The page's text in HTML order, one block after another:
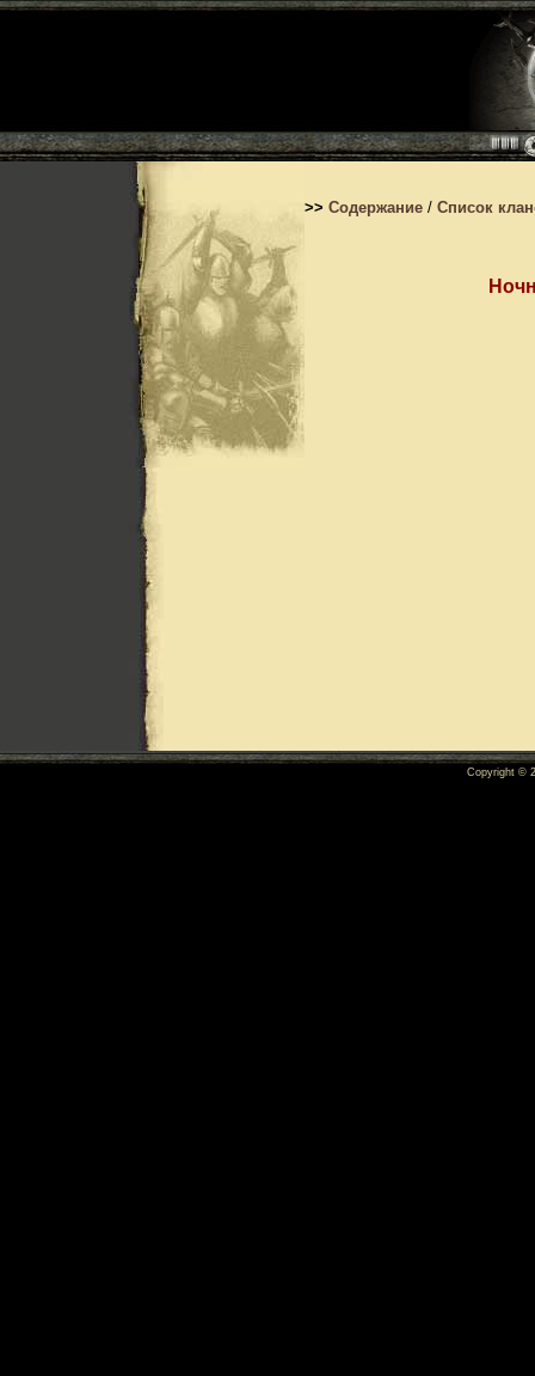
>> Содержание / Список
Copyright ©